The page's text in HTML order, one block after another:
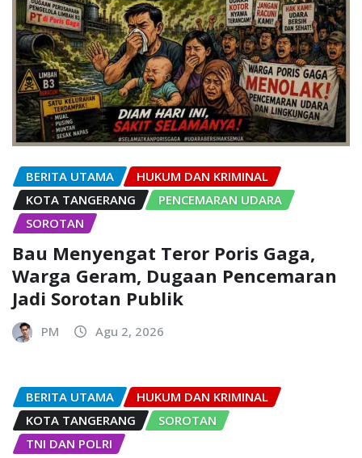
BERITA UTAMA
HUKUM DAN KRIMINAL
KOTA TANGERANG
PENCEMARAN UDARA
SOROTAN
Bau Menyengat Teror Poris Gaga,
Warga Geram, Dugaan Pencemaran
Jadi Sorotan Publik
PM Agu 2, 2026
BERITA UTAMA
HUKUM DAN KRIMINAL
KOTA TANGERANG
SOROTAN
TNI DAN POLRI